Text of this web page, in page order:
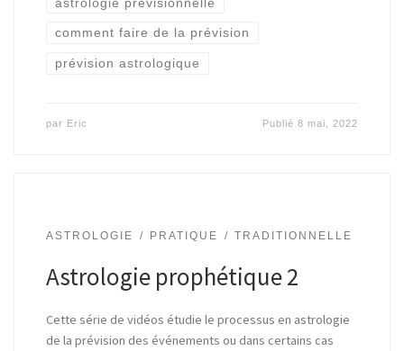
comment faire de la prévision
prévision astrologique
par Eric Publié8 mai, 2022
ASTROLOGIE PRATIQUE TRADITIONNELLE
Astrologie prophétique 2
Cette série de vidéos étudie le processus en astrologie
de la prévision des événements ou dans certains cas